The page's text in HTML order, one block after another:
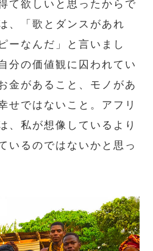
て欲しいと思ったからで
、「歌とダンスがあれ
ーなんだ」と言いまし
分の価値観に囚われてい
金があること、モノがあ
せではないこと。アフリ
、私が想像しているより
いるのではないかと思っ